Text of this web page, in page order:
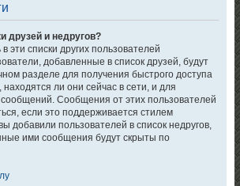
друзей и недругов?
эти списки других пользователей
добавленные в список друзей, будут
разделе для получения быстрого доступа
ли они сейчас в сети, и для
Сообщения от этих пользователей
если это поддерживается стилем
добавили пользователей в список недругов,
ими сообщения будут скрыты по